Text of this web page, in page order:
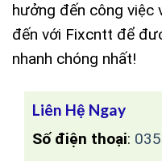
hưởng đến công việc
đến với Fixcntt để
nhanh chóng nhất!
Liên Hệ Ngay
Số điện thoại: